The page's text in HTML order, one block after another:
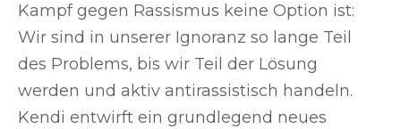
Kampf gegen Rassismus keine Option ist:
Wir sind in unserer Ignoranz so lange Teil
des Problems, bis wir Teil der Lösung
werden und aktiv antirassistisch handeln.
Kendi entwirft ein grundlegend neues